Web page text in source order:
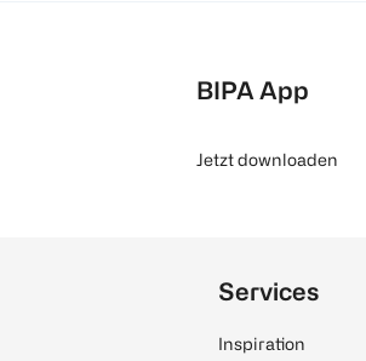
BIPA App
Jetzt downloaden
Services
Inspiration